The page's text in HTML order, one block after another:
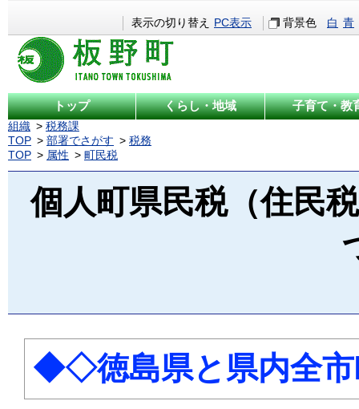
表示の切り替え PC表示 背景色 白 青
トップ くらし・地域 子育て・教
組織
税務課
TOP
部署でさがす
税務
TOP
属性 町民税
個人町県民税（住民
◆◇徳島県と県内全